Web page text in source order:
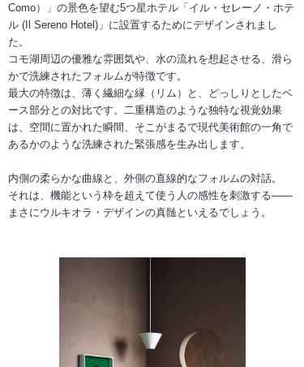
Como）」の景色を望む5つ星ホテル「イル・セレーノ・ホテ
ル (Il Sereno Hotel)」に設置するためにデザインされまし
た。
コモ湖周辺の優雅な雰囲気や、水の流れを想起させる、滑ら
かで洗練されたフォルムが特徴です。
最大の特徴は、薄く繊細な縁（リム）と、どっしりとしたベ
ース部分との対比です。二重構造のような独特な視覚効果
は、空間に置かれた瞬間、そこがまるで現代美術館の一角で
あるかのような洗練された緊張感を生み出します。
内側の柔らかな曲線と、外側の直線的なフォルムの対話。
それは、機能という枠を超えて使う人の感性を刺激する――
まさにウルキオラ・デザインの真髄といえるでしょう。